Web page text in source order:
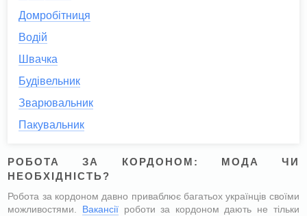
Домробітниця
Водій
Швачка
Будівельник
Зварювальник
Пакувальник
РОБОТА ЗА КОРДОНОМ: МОДА ЧИ
НЕОБХІДНІСТЬ?
Робота за кордоном давно приваблює багатьох українців своїми
можливостями. Вакансіїроботи за кордоном дають не тільки